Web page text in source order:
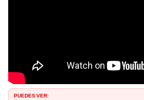
PUEDES VER: